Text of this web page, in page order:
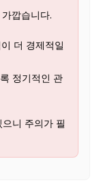
깝습니다.
더 경제적일
정기적인 관
니 주의가 필